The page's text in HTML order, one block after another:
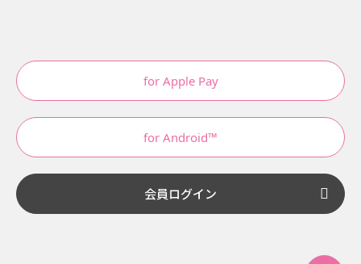
for Apple Pay
for Android™
会員ログイン